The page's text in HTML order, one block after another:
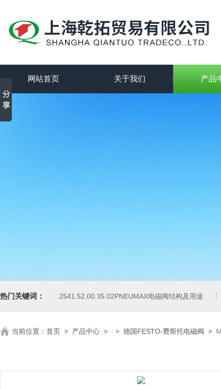
网站首页 关于我们 产品
热门关键词： 2541.52.00.35.02PNEUMAX电磁阀结构及用途
当前位置： 首页 > 产品中心 > > 德国FESTO-费斯托电磁阀 >